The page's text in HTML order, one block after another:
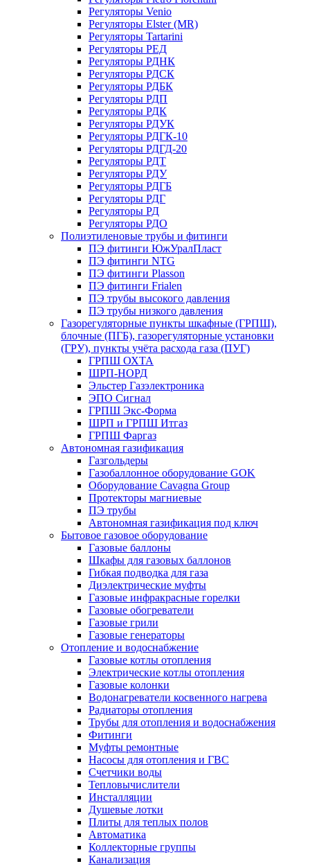
Регуляторы Venio
Регуляторы Elster (MR)
Регуляторы Tartarini
Регуляторы РЕД
Регуляторы РДНК
Регуляторы РДСК
Регуляторы РДБК
Регуляторы РДП
Регуляторы РДК
Регуляторы РДУК
Регуляторы РДГК-10
Регуляторы РДГД-20
Регуляторы РДТ
Регуляторы РДУ
Регуляторы РДГБ
Регуляторы РДГ
Регуляторы РД
Регуляторы РДО
Полиэтиленовые трубы и фитинги
ПЭ фитинги ЮжУралПласт
ПЭ фитинги NTG
ПЭ фитинги Plasson
ПЭ фитинги Frialen
ПЭ трубы высокого давления
ПЭ трубы низкого давления
Газорегуляторные пункты шкафные (ГРПШ),
блочные (ПГБ), газорегуляторные установки
(ГРУ), пункты учёта расхода газа (ПУГ)
ГРПШ ОХТА
ШРП-НОРД
Эльстер Газэлектроника
ЭПО Сигнал
ГРПШ Экс-Форма
ШРП и ГРПШ Итгаз
ГРПШ Фаргаз
Автономная газификация
Газгольдеры
Газобаллонное оборудование GOK
Оборудование Cavagna Group
Протекторы магниевые
ПЭ трубы
Автономная газификация под ключ
Бытовое газовое оборудование
Газовые баллоны
Шкафы для газовых баллонов
Гибкая подводка для газа
Диэлектрические муфты
Газовые инфракрасные горелки
Газовые обогреватели
Газовые грили
Газовые генераторы
Отопление и водоснабжение
Газовые котлы отопления
Электрические котлы отопления
Газовые колонки
Водонагреватели косвенного нагрева
Радиаторы отопления
Трубы для отопления и водоснабжения
Фитинги
Муфты ремонтные
Насосы для отопления и ГВС
Счетчики воды
Тепловычислители
Инсталляции
Душевые лотки
Плиты для теплых полов
Автоматика
Коллекторные группы
Канализация